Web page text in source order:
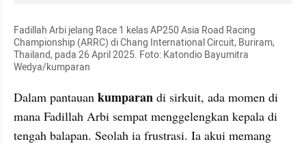
Fadillah Arbi jelang Race 1 kelas AP250 Asia Road Racing
Championship (ARRC) di Chang International Circuit, Buriram,
Thailand, pada 26 April 2025. Foto: Katondio Bayumitra
Wedya/kumparan
Dalam pantauan kumparan di sirkuit, ada momen di
mana Fadillah Arbi sempat menggelengkan kepala di
tengah balapan. Seolah ia frustrasi. Ia akui memang